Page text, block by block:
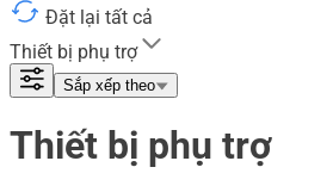
Đặt lại tất cả
Thiết bị phụ trợ
Sắp xếp theo
Thiết bị phụ trợ